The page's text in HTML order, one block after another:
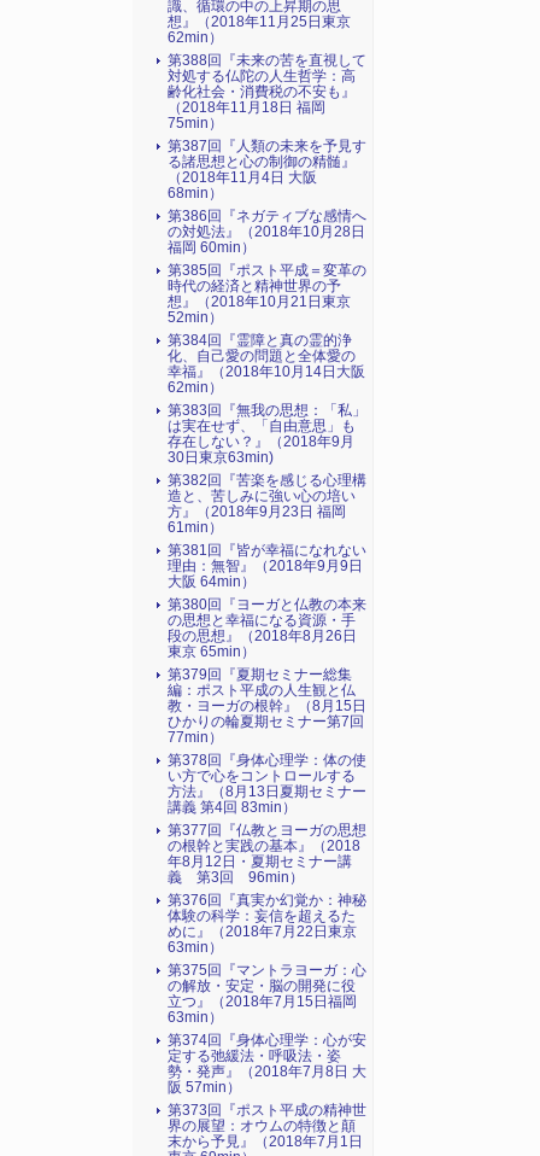
識、循環の中の上昇期の思
想』（2018年11月25日東京
62min）
第388回『未来の苦を直視して
対処する仏陀の人生哲学：高
齢化社会・消費税の不安も』
（2018年11月18日 福岡
75min）
第387回『人類の未来を予見す
る諸思想と心の制御の精髄』
（2018年11月4日 大阪
68min）
第386回『ネガティブな感情へ
の対処法』（2018年10月28日
福岡 60min）
第385回『ポスト平成＝変革の
時代の経済と精神世界の予
想』（2018年10月21日東京
52min）
第384回『霊障と真の霊的浄
化、自己愛の問題と全体愛の
幸福』（2018年10月14日大阪
62min）
第383回『無我の思想：「私」
は実在せず、「自由意思」も
存在しない？』（2018年9月
30日東京63min)
第382回『苦楽を感じる心理構
造と、苦しみに強い心の培い
方』（2018年9月23日 福岡
61min）
第381回『皆が幸福になれない
理由：無智』（2018年9月9日
大阪 64min）
第380回『ヨーガと仏教の本来
の思想と幸福になる資源・手
段の思想』（2018年8月26日
東京 65min）
第379回『夏期セミナー総集
編：ポスト平成の人生観と仏
教・ヨーガの根幹』（8月15日
ひかりの輪夏期セミナー第7回
77min）
第378回『身体心理学：体の使
い方で心をコントロールする
方法』（8月13日夏期セミナー
講義 第4回 83min）
第377回『仏教とヨーガの思想
の根幹と実践の基本』（2018
年8月12日・夏期セミナー講
義 第3回 96min）
第376回『真実か幻覚か：神秘
体験の科学：妄信を超えるた
めに』（2018年7月22日東京
63min）
第375回『マントラヨーガ：心
の解放・安定・脳の開発に役
立つ』（2018年7月15日福岡
63min）
第374回『身体心理学：心が安
定する弛緩法・呼吸法・姿
勢・発声』（2018年7月8日 大
阪 57min）
第373回『ポスト平成の精神世
界の展望：オウムの特徴と顛
末から予見』（2018年7月1日